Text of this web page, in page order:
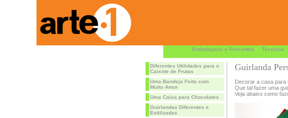
Embalagens e Presentes Técnicas
Diferentes Utilidades para o
Caixote de Frutas
Uma Bandeja Feita com
Muito Amor
Uma Caixa para Chocolates
Guirlandas Diferentes e
Estilizadas
Guirlanda
Decorar a casa para
Que tal fazer uma
Veja abaixo como